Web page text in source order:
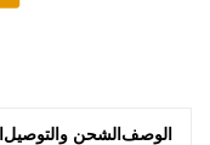
الوصف الشحن والتوصيل